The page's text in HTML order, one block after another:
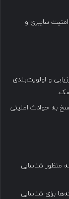
سایبری و
و اولویت‌بندی
به حوادث امنیتی
منظور شناسایی
برای شناسایی